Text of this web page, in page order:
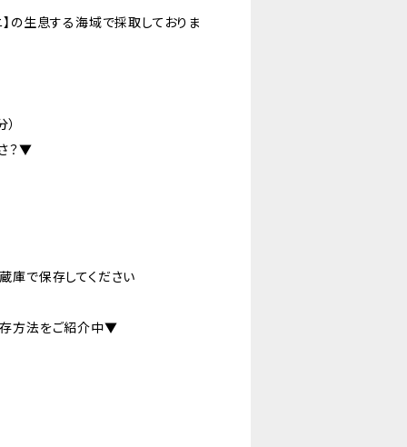
の生息する海域で採取しておりま
？▼
庫で保存してください
方法をご紹介中▼